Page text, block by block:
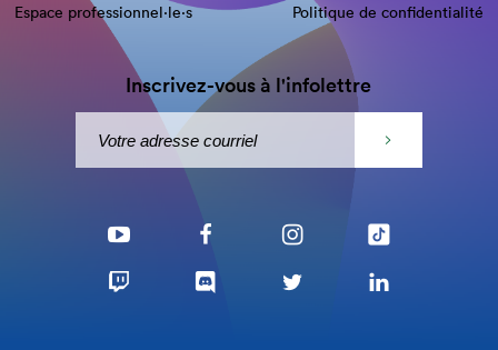
Espace professionnel·le⋅s
Politique de confidentialité
Inscrivez-vous à l'infolettre